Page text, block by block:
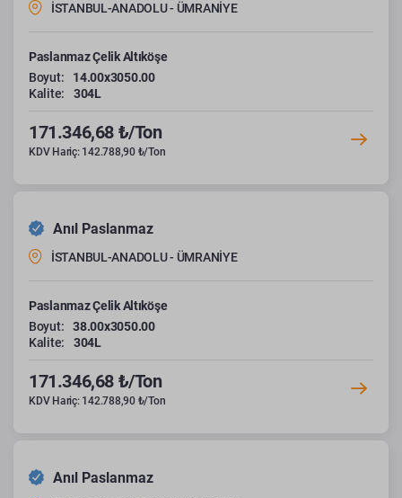
İSTANBUL-ANADOLU - ÜMRANİYE
Paslanmaz Çelik Altıköşe
Boyut:
14.00x3050.00
Kalite:
304L
171.346,68 ₺/Ton
KDV Hariç: 142.788,90 ₺/Ton
Anıl Paslanmaz
İSTANBUL-ANADOLU - ÜMRANİYE
Paslanmaz Çelik Altıköşe
Boyut:
38.00x3050.00
Kalite:
304L
171.346,68 ₺/Ton
KDV Hariç: 142.788,90 ₺/Ton
Anıl Paslanmaz